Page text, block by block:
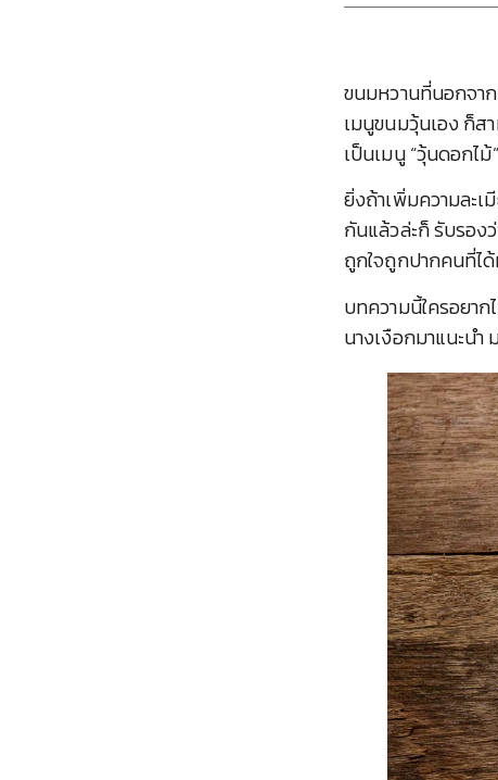
ขนมหวานที่นอกจา
เมนูขนมวุ้นเอง ก็ส
เป็นเมนู “วุ้นดอกไม้”
ยิ่งถ้าเพิ่มความละ
กันแล้วล่ะก็ รับรอง
ถูกใจถูกปากคนที่ไ
บทความนี้ใครอยา
นางเงือกมาแนะน